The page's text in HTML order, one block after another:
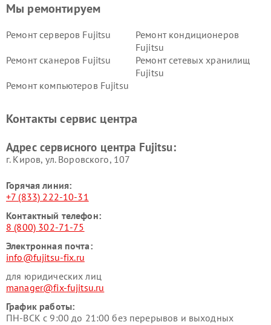
Мы ремонтируем
Ремонт серверов Fujitsu
Ремонт кондиционеров
Fujitsu
Ремонт сканеров Fujitsu
Ремонт сетевых хранилищ
Fujitsu
Ремонт компьютеров Fujitsu
Контакты сервис центра
Адрес сервисного центра Fujitsu:
г. Киров, ул. Воровского, 107
Горячая линия:
+7 (833) 222-10-31
Контактный телефон:
8 (800) 302-71-75
Электронная почта:
info@fujitsu-fix.ru
для юридических лиц
manager@fix-fujitsu.ru
График работы:
ПН-ВСК с 9:00 до 21:00 без перерывов и выходных